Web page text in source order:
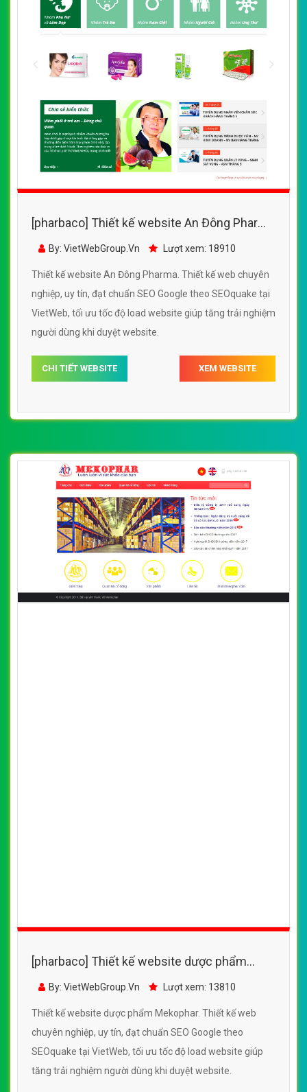
[pharbaco] Thiết kế website An Đông Pharma
đẹp, chuyên nghiệp chuẩn SEO
By: VietWebGroup.Vn Lượt xem: 18910
Thiết kế website An Đông Pharma. Thiết kế web chuyên
nghiệp, uy tín, đạt chuẩn SEO Google theo SEOquake tại
VietWeb, tối ưu tốc độ load website giúp tăng trải nghiệm
người dùng khi duyệt website.
CHI TIẾT WEBSITE XEM WEBSITE
[pharbaco] Thiết kế website dược phẩm
Mekophar đẹp, chuyên nghiệp chuẩn SEO
By: VietWebGroup.Vn Lượt xem: 13810
Thiết kế website dược phẩm Mekophar. Thiết kế web
chuyên nghiệp, uy tín, đạt chuẩn SEO Google theo
SEOquake tại VietWeb, tối ưu tốc độ load website giúp
tăng trải nghiệm người dùng khi duyệt website.